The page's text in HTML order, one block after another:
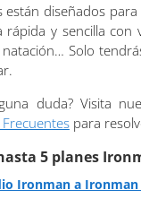
están diseñados
y sencilla con
Solo
duda? Visita
para
5 planes
Ironman a Ironman